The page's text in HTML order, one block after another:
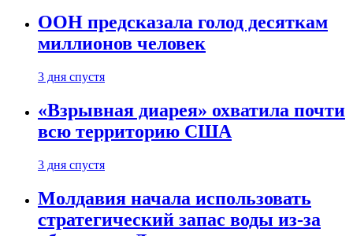
ООН предсказала голод десяткам
миллионов человек
3 дня спустя
«Взрывная диарея» охватила почти
всю территорию США
3 дня спустя
Молдавия начала использовать
стратегический запас воды из-за